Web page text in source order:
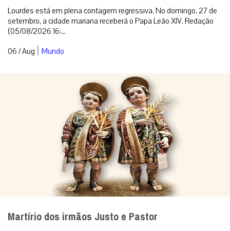
Lourdes está em plena contagem regressiva. No domingo, 27 de
setembro, a cidade mariana receberá o Papa Leão XIV. Redação
(05/08/2026 16:...
06 / Aug | Mundo
Martírio dos irmãos Justo e Pastor